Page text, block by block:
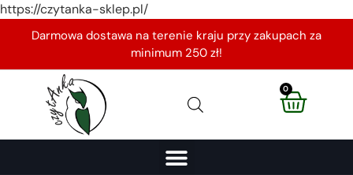
https://czytanka-sklep.pl/
Darmowa dostawa na terenie kraju przy zakupach za
minimum 250 zł!
0